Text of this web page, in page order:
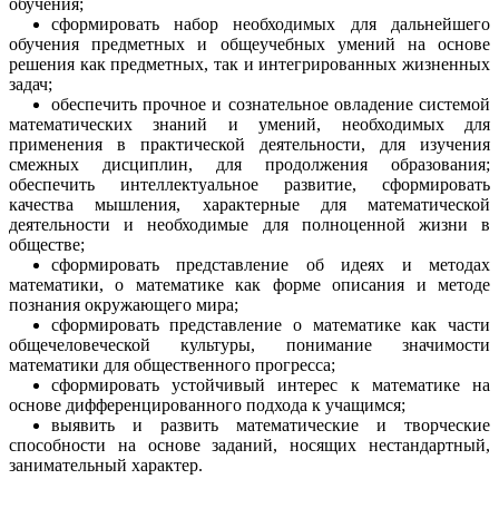
обучения;
сформировать набор необходимых для дальнейшего
обучения предметных и общеучебных умений на основе
решения как предметных, так и интегрированных жизненных
задач;
обеспечить прочное и сознательное овладение системой
математических знаний и умений, необходимых для
применения в практической деятельности, для изучения
смежных дисциплин, для продолжения образования;
обеспечить интеллектуальное развитие, сформировать
качества мышления, характерные для математической
деятельности и необходимые для полноценной жизни в
обществе;
сформировать представление об идеях и методах
математики, о математике как форме описания и методе
познания окружающего мира;
сформировать представление о математике как части
общечеловеческой культуры, понимание значимости
математики для общественного прогресса;
сформировать устойчивый интерес к математике на
основе дифференцированного подхода к учащимся;
выявить и развить математические и творческие
способности на основе заданий, носящих нестандартный,
занимательный характер.